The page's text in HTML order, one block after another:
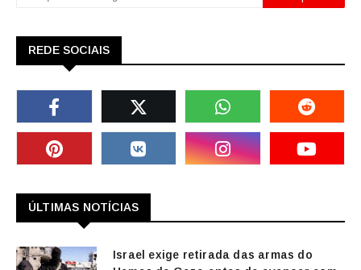
REDE SOCIAIS
ÚLTIMAS NOTÍCIAS
Israel exige retirada das armas do